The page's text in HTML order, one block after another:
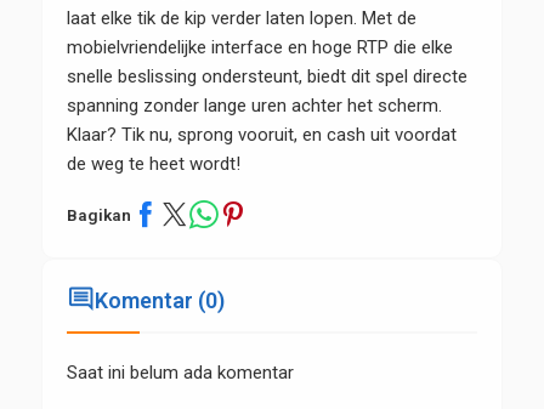
laat elke tik de kip verder laten lopen. Met de
mobielvriendelijke interface en hoge RTP die elke
snelle beslissing ondersteunt, biedt dit spel directe
spanning zonder lange uren achter het scherm.
Klaar? Tik nu, sprong vooruit, en cash uit voordat
de weg te heet wordt!
Bagikan
commentKomentar (0)
Saat ini belum ada komentar